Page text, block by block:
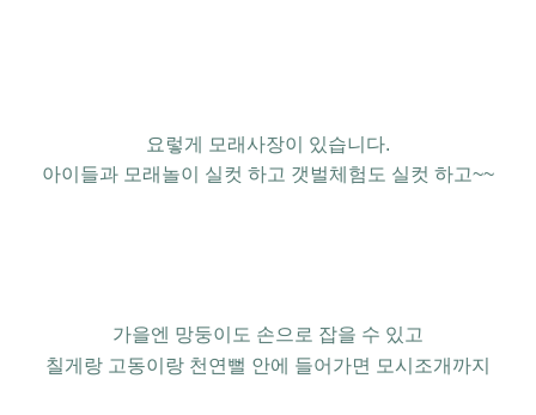
요렇게 모래사장이 있습니다.
아이들과 모래놀이 실컷 하고 갯벌체험도 실컷 하고~~
가을엔 망둥이도 손으로 잡을 수 있고
칠게랑 고동이랑 천연뻘 안에 들어가면 모시조개까지